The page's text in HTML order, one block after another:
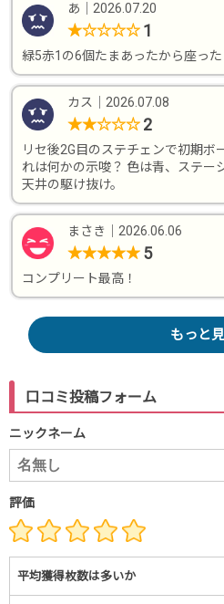
あ 2026.07.20
★☆☆☆☆ 1
緑5赤1の6個たまあったから座っ
カス 2026.07.08
★★☆☆☆ 2
リセ後2G目のステチェンで初期ボ
れは何かの示唆？ 色は青、ステー
天井の駆け抜け。
まさき 2026.06.06
★★★★★ 5
コンプリート最高！
もっと
口コミ投稿フォーム
ニックネーム
評価
平均獲得枚数は多いか